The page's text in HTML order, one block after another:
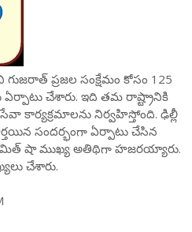
ప్రజల సంక్షేమం కోసం 125
ఏర్పాటు చేశారు. ఇది తమ రాష్ట్రానికి
కార్యక్రమాలను నిర్వహిస్తోంది. ఢిల్లీ
సందర్భంగా ఏర్పాటు చేసిన
అమిత్ షా ముఖ్య అతిథిగా హజరయ్యారు.
చేశారు.